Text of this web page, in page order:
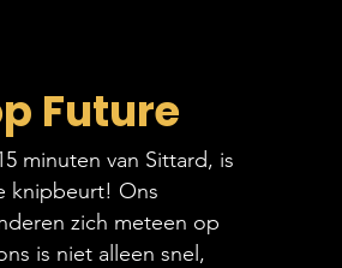
Future
minuten van Sittard, is
knipbeurt! Ons
zich meteen op
is niet alleen snel,